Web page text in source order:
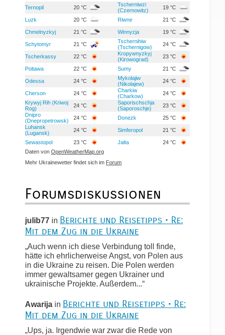
Ternopil 20 °C
Tscherniwzi
(Czernowitz)
19 °C
Luzk 20 °C Riwne 21 °C
Chmelnyzkyj 21 °C Winnyzja 19 °C
Schytomyr 21 °C
Tschernihiw
(Tschernigow)
24 °C
Tscherkassy 22 °C
Kropywnyzkyj
(Kirowograd)
23 °C
Poltawa 22 °C Sumy 21 °C
Odessa 24 °C
Mykolajiw
(Nikolajew)
24 °C
Cherson 24 °C
Charkiw
(Charkow)
24 °C
Krywyj Rih (Kriwoj
Rog)
24 °C
Saporischschja
(Saporoschje)
23 °C
Dnipro
(Dnepropetrowsk)
24 °C Donezk
25 °C
Luhansk
(Lugansk)
24 °C Simferopol 21 °C
Sewastopol 23 °C Jalta
24 °C
Daten von OpenWeatherMap.org
Mehr Ukrainewetter findet sich im Forum
Forumsdiskussionen
julib77 in Berichte und Reisetipps • Re:
Mit dem Zug in die Ukraine
„Auch wenn ich diese Verbindung toll finde,
hätte ich ehrlicherweise Angst, von Polen aus
in die Ukraine zu reisen. Die Polen werden
immer gewaltsamer gegen Ukrainer und
ukrainische Projekte. Außerdem...“
Awarija in Berichte und Reisetipps • Re:
Mit dem Zug in die Ukraine
„Ups, ja. Irgendwie war zwar die Rede von